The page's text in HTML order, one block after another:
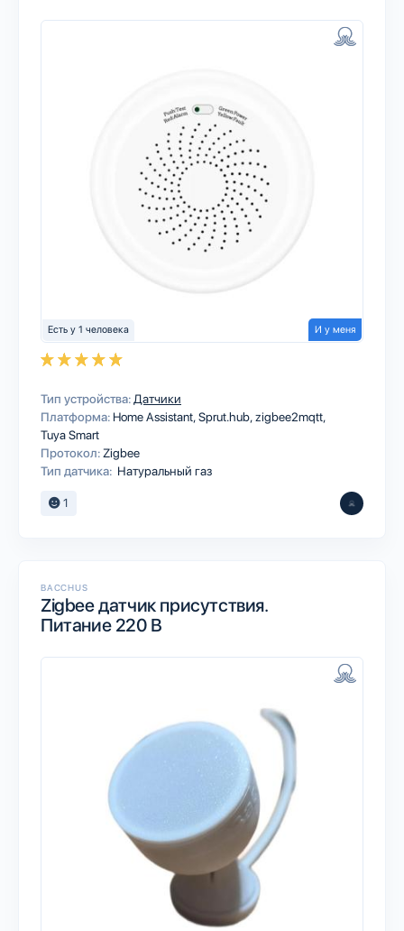
Есть у 1 человека И у меня
Тип устройства: Датчики
Платформа: Home AssistantSprut.hubzigbee2mqtt
Tuya Smart
Протокол: Zigbee
Тип датчика: Натуральный газ
1
BACCHUS
Zigbee датчик присутствия.
Питание 220 В